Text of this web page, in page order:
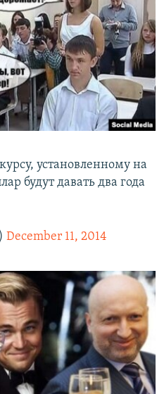
установленному на
будут давать два года
December 11, 2014